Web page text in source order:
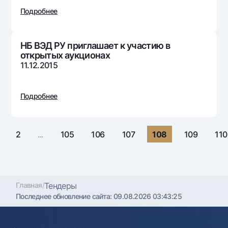
До востребования USD
Золотые слитки от НБУ
Серебряный депозит
UzCard/HUMO
Visa FIFA
Mastercard
Garmin pay
Тарифы
Акции
Ищите по сайту
Найти
Полезные ссылки
Часто задаваемые вопросы
Подробнее
НБ ВЭД РУ приглашает к участию в
открытых аукционах
11.12.2015
Подробнее
2 ... 105 106 107 108 109 110
Главная/Тендеры
Последнее обновление сайта:09.08.2026 03:43:25